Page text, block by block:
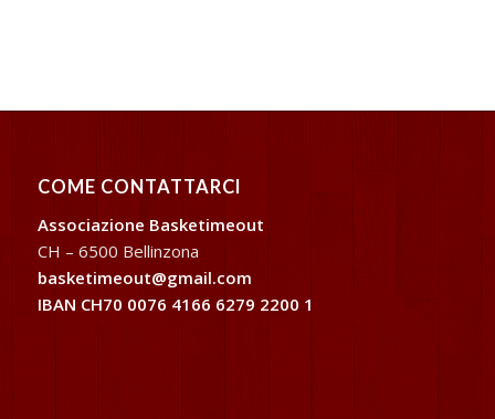
COME CONTATTARCI
Associazione Basketimeout
CH – 6500 Bellinzona
basketimeout@gmail.com
IBAN CH70 0076 4166 6279 2200 1